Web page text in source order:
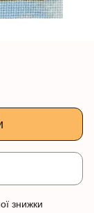
знижки